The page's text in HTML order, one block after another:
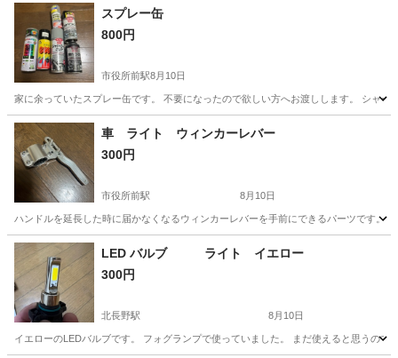
長野 長野市 北長野駅
スプレー缶
800円
市役所前駅8月10日
家に余っていたスプレー缶です。 不要になったので欲しい方へお渡しします。 シャ
長野 長野市 市役所前駅 スプレー缶
車 ライト ウィンカーレバー
300円
市役所前駅 8月10日
ハンドルを延長した時に届かなくなるウィンカーレバーを手前にできるパーツです。 1
長野 長野市 市役所前駅 その他
LED バルブ ライト イエロー
300円
北長野駅 8月10日
イエローのLEDバルブです。 フォグランプで使っていました。 まだ使えると思うの